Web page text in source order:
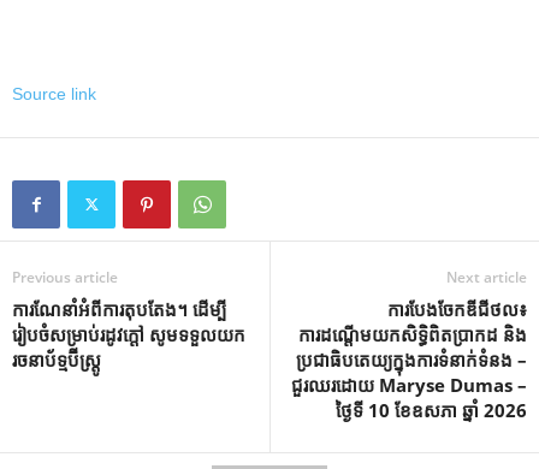
Source link
Previous article
ការណែនាំអំពីការតុបតែង។ ដើម្បី
រៀបចំសម្រាប់រដូវក្តៅ សូមទទួលយក
រចនាប័ទ្មប៊ីស្ត្រូ
Next article
ការបែងចែកឌីជីថល៖
ការដណ្តើមយកសិទ្ធិពិតប្រាកដ និង
ប្រជាធិបតេយ្យក្នុងការទំនាក់ទំនង –
ជួរឈរដោយ Maryse Dumas –
ថ្ងៃទី 10 ខែឧសភា ឆ្នាំ 2026